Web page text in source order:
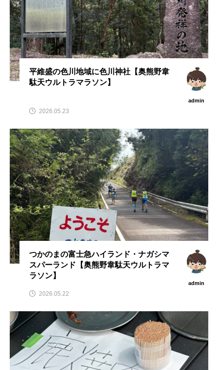
平維盛の色川地域に色川神社【奥熊野韋
駄天ウルトラマラソン】
admin
2026.05.23
つかのまの富士急ハイランド・ナガシマ
スパーランド【奥熊野韋駄天ウルトラマ
ラソン】
admin
2026.05.22